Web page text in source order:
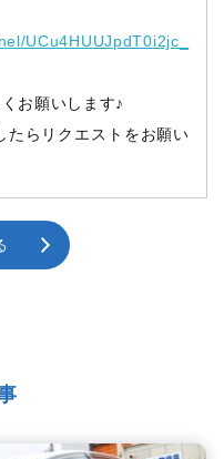
UCu4HUUJpdT0i2jc_
お願いします♪
たらリクエストをお願い